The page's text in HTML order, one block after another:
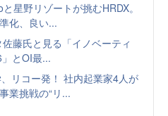
星野リゾートが挑むHRDX。
化、良い...
藤氏と見る「イノベーティ
とOI最...
リコー発！ 社内起業家4人が
業挑戦の“リ...